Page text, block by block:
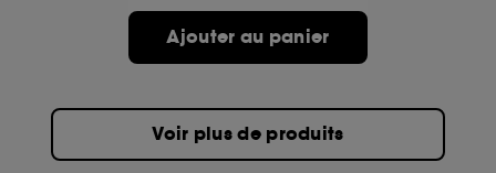
Ajouter au panier
Voir plus de produits
compte lors de votre prochaine visite sur le site
sans saisir à nouveau votre identifiant et mot de
A l'exception des cookies techniques, le dépôt et la
lecture de ces traceurs requiert votre accord. Vous